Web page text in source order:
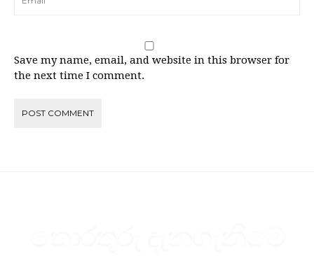
Save my name, email, and website in this browser for
the next time I comment.